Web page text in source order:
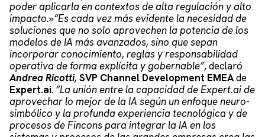
poder aplicarla en contextos de alta regulación y alto
impacto.»“Es cada vez más evidente la necesidad de
soluciones que no solo aprovechen la potencia de los
modelos de IA más avanzados, sino que sepan
incorporar conocimiento, reglas y responsabilidad
operativa de forma explícita y gobernable”, declaró
Andrea Ricotti,SVP Channel Development EMEAde
Expert.ai. “La unión entre la capacidad de Expert.ai de
aprovechar lo mejor de la IA según un enfoque neuro-
simbólico y la profunda experiencia tecnológica y de
procesos de Fincons para integrar la IA en los